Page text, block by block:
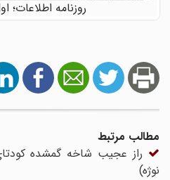
روزنامه اطلاعات؛ اول
مطالب مرتبط
راز عجیب شاخه گمشده کودتای
نوژه)